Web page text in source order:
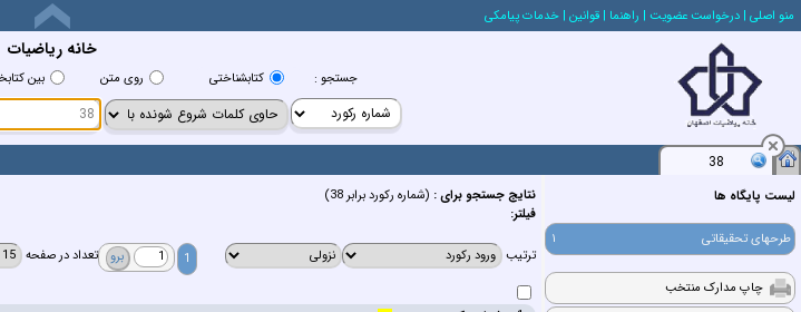
منو اصلي | درخواست عضويت | راهنما | قوانين | خدمات پيامكي
خانه رياضيات
جستجو : کتابشناختي روي متن بين
38